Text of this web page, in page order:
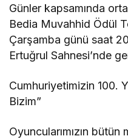
Günler kapsamında
Bedia Muvahhid Ödül
Çarşamba günü saat
Ertuğrul Sahnesi’nde
Cumhuriyetimizin 100.
Bizim”
Oyuncularımızın